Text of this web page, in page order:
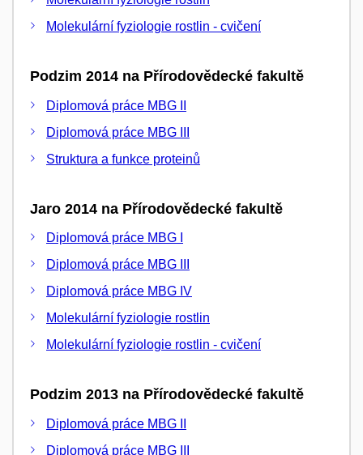
Molekulární fyziologie rostlin - cvičení
Podzim 2014 na Přírodovědecké fakultě
Diplomová práce MBG II
Diplomová práce MBG III
Struktura a funkce proteinů
Jaro 2014 na Přírodovědecké fakultě
Diplomová práce MBG I
Diplomová práce MBG III
Diplomová práce MBG IV
Molekulární fyziologie rostlin
Molekulární fyziologie rostlin - cvičení
Podzim 2013 na Přírodovědecké fakultě
Diplomová práce MBG II
Diplomová práce MBG III